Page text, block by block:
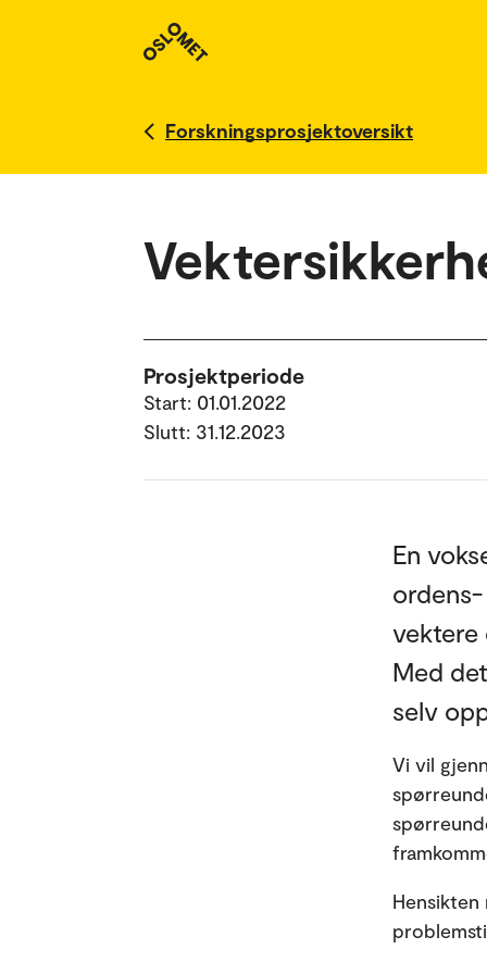
Forskningsprosjektoversikt
Prosjektperiode
Start: 01.01.2022
Slutt: 31.12.2023
En
vektere
Med
selv
Vi vil